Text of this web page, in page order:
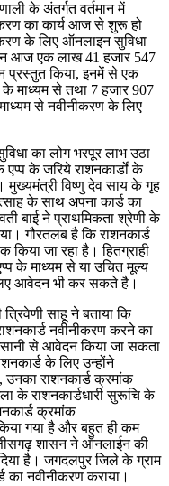
के अंतर्गत वर्तमान में
का कार्य आज से शुरू हो
के लिए ऑनलाइन सुविधा
आज एक लाख 41 हजार 547
प्रस्तुत किया, इनमें से एक
के माध्यम से तथा 7 हजार 907
से नवीनीकरण के लिए
का लोग भरपूर लाभ उठा
के जरिये राशनकार्डों के
विष्णु देव साय के गृह
के साथ अपना कार्ड का
बाई ने प्राथमिकता श्रेणी के
गौरतलब है कि राशनकार्ड
जा रहा है। हितग्राही
के माध्यम से या उचित मूल्य
आवेदन भी कर सकते है।
त्रिवेणी साहू ने बताया कि
नवीनीकरण करने का
से आवेदन किया जा सकता
के लिए उन्होंने
राशनकार्ड क्रमांक
के राशनकार्डधारी सुरूचि के
क्रमांक
गया है और बहुत ही कम
शासन ने ऑनलाईन की
है। जगदलपुर जिले के ग्राम
का नवीनीकरण कराया।